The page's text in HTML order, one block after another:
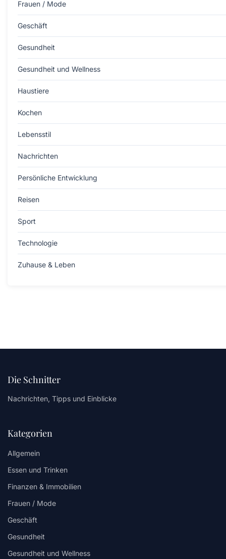
Frauen / Mode
Geschäft
Gesundheit
Gesundheit und Wellness
Haustiere
Kochen
Lebensstil
Nachrichten
Persönliche Entwicklung
Reisen
Sport
Technologie
Zuhause & Leben
Die Schnitter
Nachrichten, Tipps und Einblicke
Kategorien
Allgemein
Essen und Trinken
Finanzen & Immobilien
Frauen / Mode
Geschäft
Gesundheit
Gesundheit und Wellness